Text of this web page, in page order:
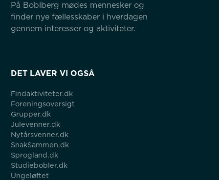
På Boblberg mødes mennesker og
finder nye fællesskaber i hverdagen
gennem interesser og aktiviteter.
DET LAVER VI OGSÅ
Findaktiviteter.dk
Foreningsoversigt
Grupper.dk
Julevenner.dk
Nytårsvenner.dk
SnakSammen.dk
Sprogland.dk
Studiebobler.dk
Ungeløftet